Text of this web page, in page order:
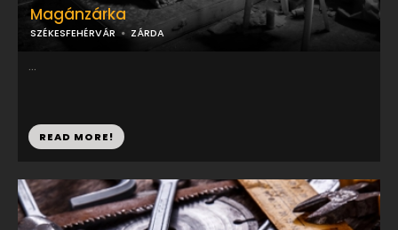
Magánzárka
SZÉKESFEHÉRVÁR ZÁRDA
...
READ MORE!